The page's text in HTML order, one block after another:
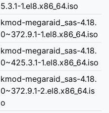
5.3.1-1.el8.x86_64.iso
kmod-megaraid_sas-4.18.
0~372.9.1-1.el8.x86_64.iso
kmod-megaraid_sas-4.18.
0~425.3.1-1.el8.x86_64.iso
kmod-megaraid_sas-4.18.
0~372.9.1-2.el8.x86_64.is
o